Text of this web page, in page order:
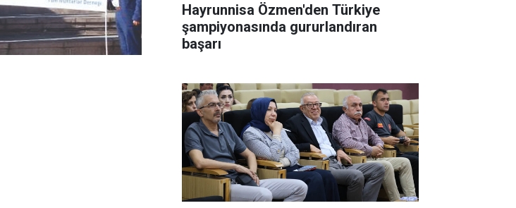
Hayrunnisa Özmen'den Türkiye
şampiyonasında gururlandıran
başarı